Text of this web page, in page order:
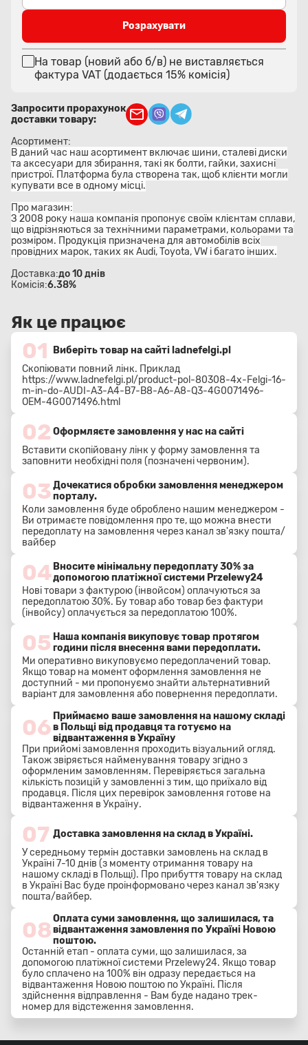
Розрахувати
На товар (новий або б/в) не виставляється
фактура VAT (додається 15% комісія)
Запросити прорахунок
доставки товару:
Асортимент:
В даний час наш асортимент включає шини, сталеві диски
та аксесуари для збирання, такі як болти, гайки, захисні
пристрої. Платформа була створена так, щоб клієнти могли
купувати все в одному місці.
Про магазин:
З 2008 року наша компанія пропонує своїм клієнтам сплави,
що відрізняються за технічними параметрами, кольорами та
розміром. Продукція призначена для автомобілів всіх
провідних марок, таких як Audi, Toyota, VW і багато інших.
Доставка:до 10 днів
Комісія:6.38%
Як це працює
01
Виберіть товар на сайті ladnefelgi.pl
Скопіювати повний лінк. Приклад
https://www.ladnefelgi.pl/product-pol-80308-4x-Felgi-16-
m-in-do-AUDI-A3-A4-B7-B8-A6-A8-Q3-4G0071496-
OEM-4G0071496.html
02 Оформляєте замовлення у нас на сайті
Вставити скопійовану лінк у форму замовлення та
заповнити необхідні поля (позначені червоним).
03Дочекатися обробки замовлення менеджером
порталу.
Коли замовлення буде оброблено нашим менеджером -
Ви отримаєте повідомлення про те, що можна внести
передоплату на замовлення через канал зв'язку пошта/
вайбер
04 Вносите мінімальну передоплату 30% за
допомогою платіжної системи Przelewy24
Нові товари з фактурою (інвойсом) оплачуються за
передоплатою 30%. Бу товар або товар без фактури
(інвойсу) оплачується за передоплатою 100%.
05 Наша компанія викуповує товар протягом
години після внесення вами передоплати.
Ми оперативно викуповуємо передоплачений товар.
Якщо товар на момент оформлення замовлення не
доступний - ми пропонуємо знайти альтернативний
варіант для замовлення або повернення передоплати.
06 Приймаємо ваше замовлення на нашому складі
в Польщі від продавця та готуємо на
відвантаження в Україну
При прийомі замовлення проходить візуальний огляд.
Також звіряється найменування товару згідно з
оформленим замовленням. Перевіряється загальна
кількість позицій у замовленні з тим, що приїхало від
продавця. Після цих перевірок замовлення готове на
відвантаження в Україну.
07 Доставка замовлення на склад в Україні.
У середньому термін доставки замовлень на склад в
Україні 7-10 днів (з моменту отримання товару на
нашому складі в Польщі). Про прибуття товару на склад
в Україні Вас буде проінформовано через канал зв'язку
пошта/вайбер.
08Оплата суми замовлення, що залишилася, та
відвантаження замовлення по Україні Новою
поштою.
Останній етап - оплата суми, що залишилася, за
допомогою платіжної системи Przelewy24. Якщо товар
було сплачено на 100% він одразу передається на
відвантаження Новою поштою по Україні. Після
здійснення відправлення - Вам буде надано трек-
номер для відстеження замовлення.